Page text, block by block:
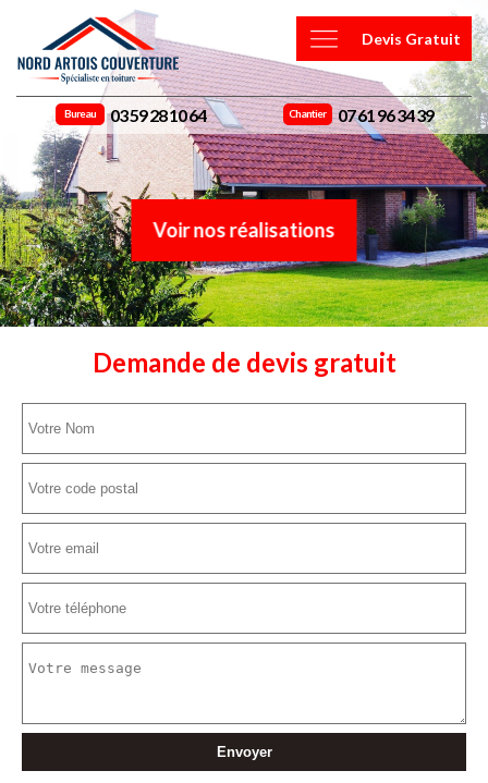
Devis Gratuit
Bureau 03 59 28 10 64 Chantier 07 61 96 34 39
Voir nos réalisations
Demande de devis gratuit